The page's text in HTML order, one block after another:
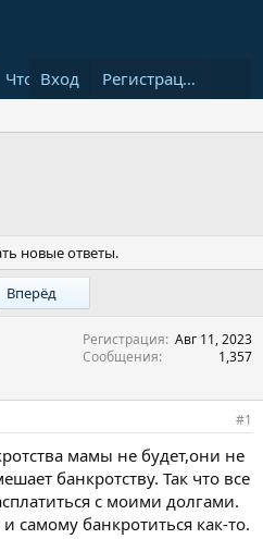
Что нового?
Вход Регистрация
новые ответы.
Вперёд
Регистрация Авг 11, 2023
Сообщения
1,357
#1
мамы не будет,они не
банкротству. Так что все
с моими долгами.
самому банкротиться как-то.